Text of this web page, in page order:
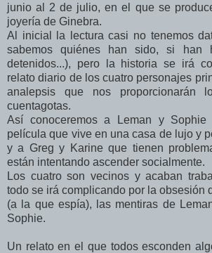
junio al 2 de julio, en el que se
joyería de Ginebra.
Al inicial la lectura casi no tenemos
sabemos quiénes han sido, si han
detenidos...), pero la historia se irá
relato diario de los cuatro personajes
analepsis que nos proporcionarán
cuentagotas.
Así conoceremos a Leman y Sophie
película que vive en una casa de lujo y
y a Greg y Karine que tienen
están intentando ascender socialmente.
Los cuatro son vecinos y acaban
todo se irá complicando por la obsesión
(a la que espía), las mentiras de
Sophie.
Un relato en el que todos esconden